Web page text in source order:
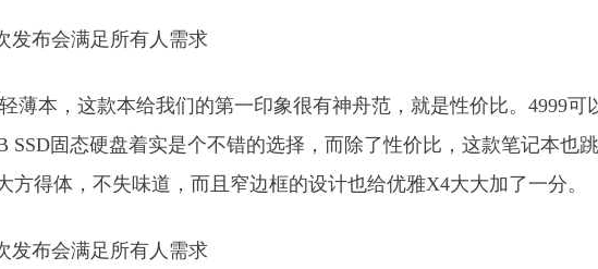
薄本，这款本给我们的第一印象很有神舟范，就是性价比。4999可
SSD固态硬盘着实是个不错的选择，而除了性价比，这款笔记本也
方得体，不失味道，而且窄边框的设计也给优雅X4大大加了一分。